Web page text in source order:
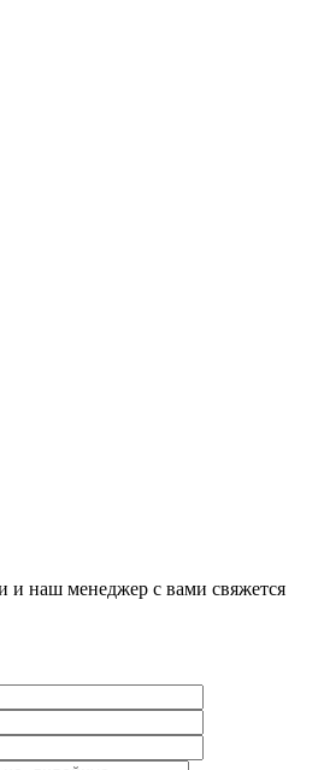
и наш менеджер с вами свяжется